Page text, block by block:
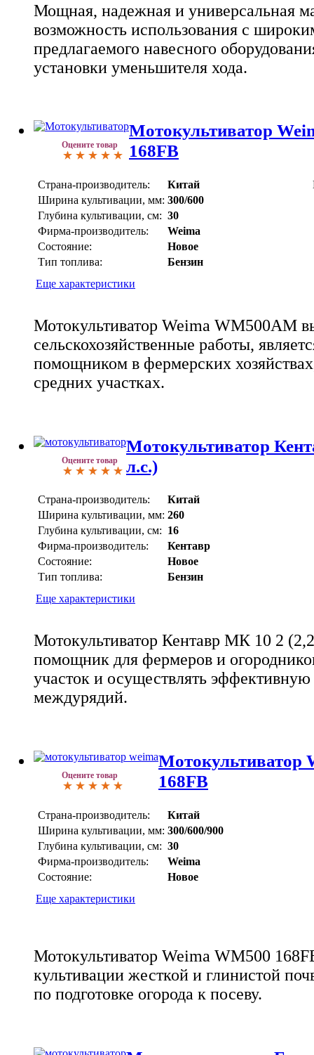
Мощная, надежная и универсальная
возможность использования с
предлагаемого навесного
установки уменьшителя хода.
Оцените товар
Мотокультиватор
168FB
Страна-производитель:
Китай
Ширина культивации, мм: 300/600
Глубина культивации, см: 30
Фирма-производитель:
Weima
Состояние:
Новое
Тип топлива:
Бензин
Еще характеристики
Мотокультиватор Weima WM500AM
сельскохозяйственные работы,
помощником в фермерских
средних участках.
Оцените товар
Мотокультиватор
л.с.)
Страна-производитель:
Китай
Ширина культивации, мм: 260
Глубина культивации, см: 16
Фирма-производитель:
Кентавр
Состояние:
Новое
Тип топлива:
Бензин
Еще характеристики
Мотокультиватор Кентавр МК 10 2
помощник для фермеров и
участок и осуществлять
междурядий.
Оцените товар
Мотокультиватор
168FB
Страна-производитель:
Китай
Ширина культивации, мм: 300/600/900
Глубина культивации, см: 30
Фирма-производитель:
Weima
Состояние:
Новое
Еще характеристики
Мотокультиватор Weima WM500
культивации жесткой и глинистой
по подготовке огорода к посеву.